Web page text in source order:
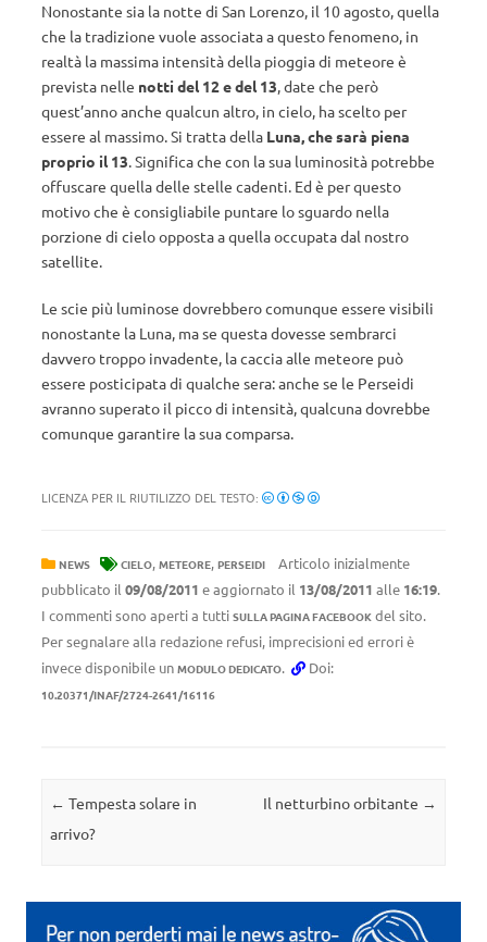
Nonostante sia la notte di San Lorenzo, il 10 agosto, quella
che la tradizione vuole associata a questo fenomeno, in
realtà la massima intensità della pioggia di meteore è
prevista nelle notti del 12 e del 13, date che però
quest’anno anche qualcun altro, in cielo, ha scelto per
essere al massimo. Si tratta della Luna, che sarà piena
proprio il 13. Significa che con la sua luminosità potrebbe
offuscare quella delle stelle cadenti. Ed è per questo
motivo che è consigliabile puntare lo sguardo nella
porzione di cielo opposta a quella occupata dal nostro
satellite.
Le scie più luminose dovrebbero comunque essere visibili
nonostante la Luna, ma se questa dovesse sembrarci
davvero troppo invadente, la caccia alle meteore può
essere posticipata di qualche sera: anche se le Perseidi
avranno superato il picco di intensità, qualcuna dovrebbe
comunque garantire la sua comparsa.
LICENZA PER IL RIUTILIZZO DEL TESTO:
NEWS CIELO, METEORE, PERSEIDI
Articolo inizialmente
pubblicato il 09/08/2011 e aggiornato il 13/08/2011 alle 16:19.
I commenti sono aperti a tutti SULLA PAGINA FACEBOOK del sito.
Per segnalare alla redazione refusi, imprecisioni ed errori è
invece disponibile un MODULO DEDICATO. Doi:
10.20371/INAF/2724-2641/16116
Navigazione articolo
← Tempesta solare in
arrivo?
Il netturbino orbitante →